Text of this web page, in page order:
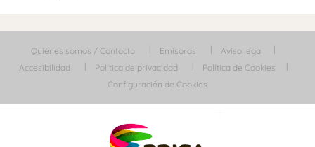
Quiénes somos / Contacta Emisoras
Aviso legal
Accesibilidad
Política de privacidad
Política de Cookies
Configuración de Cookies